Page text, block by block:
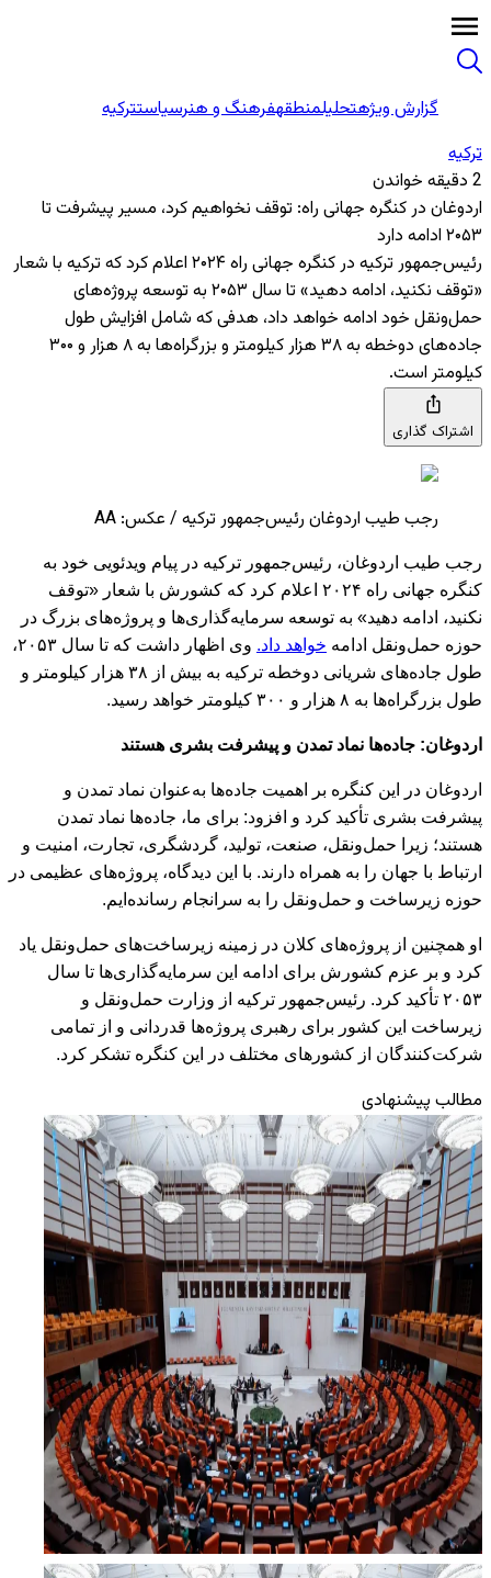
گزارش ویژهتحلیلمنطقهفرهنگ و هنرسیاستترکیه
ترکیه
2 دقیقه خواندن
اردوغان در کنگره جهانی راه: توقف نخواهیم کرد، مسیر پیشرفت تا
۲۰۵۳ ادامه دارد
رئیس‌جمهور ترکیه در کنگره جهانی راه ۲۰۲۴ اعلام کرد که ترکیه با شعار
«توقف نکنید، ادامه دهید» تا سال ۲۰۵۳ به توسعه پروژه‌های
حمل‌ونقل خود ادامه خواهد داد، هدفی که شامل افزایش طول
جاده‌های دوخطه به ۳۸ هزار کیلومتر و بزرگراه‌ها به ۸ هزار و ۳۰۰
کیلومتر است.
اشتراک گذاری
رجب طیب اردوغان رئیس‌جمهور ترکیه / عکس: AA
رجب طیب اردوغان، رئیس‌جمهور ترکیه در پیام ویدئویی خود به
کنگره جهانی راه ۲۰۲۴ اعلام کرد که کشورش با شعار «توقف
نکنید، ادامه دهید» به توسعه سرمایه‌گذاری‌ها و پروژه‌های بزرگ در
حوزه حمل‌ونقل ادامه خواهد داد.
وی اظهار داشت که تا سال ۲۰۵۳،
طول جاده‌های شریانی دوخطه ترکیه به بیش از ۳۸ هزار کیلومتر و
طول بزرگراه‌ها به ۸ هزار و ۳۰۰ کیلومتر خواهد رسید.
اردوغان: جاده‌ها نماد تمدن و پیشرفت بشری هستند
اردوغان در این کنگره بر اهمیت جاده‌ها به‌عنوان نماد تمدن و
پیشرفت بشری تأکید کرد و افزود: برای ما، جاده‌ها نماد تمدن
هستند؛ زیرا حمل‌ونقل، صنعت، تولید، گردشگری، تجارت، امنیت و
ارتباط با جهان را به همراه دارند. با این دیدگاه، پروژه‌های عظیمی در
حوزه زیرساخت و حمل‌ونقل را به سرانجام رسانده‌ایم.
او همچنین از پروژه‌های کلان در زمینه زیرساخت‌های حمل‌ونقل یاد
کرد و بر عزم کشورش برای ادامه این سرمایه‌گذاری‌ها تا سال
۲۰۵۳ تأکید کرد. رئیس‌جمهور ترکیه از وزارت حمل‌ونقل و
زیرساخت این کشور برای رهبری پروژه‌ها قدردانی و از تمامی
شرکت‌کنندگان از کشورهای مختلف در این کنگره تشکر کرد.
مطالب پیشنهادی